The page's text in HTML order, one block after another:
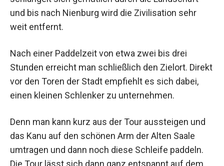
und bis nach Nienburg wird die Zivilisation sehr
weit entfernt.
Nach einer Paddelzeit von etwa zwei bis drei
Stunden erreicht man schließlich den Zielort. Direkt
vor den Toren der Stadt empfiehlt es sich dabei,
einen kleinen Schlenker zu unternehmen.
Denn man kann kurz aus der Tour aussteigen und
das Kanu auf den schönen Arm der Alten Saale
umtragen und dann noch diese Schleife paddeln.